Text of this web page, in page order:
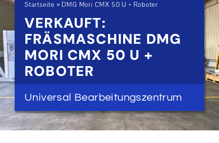
SERVICE
ÜBER UNS
NEWS
KONTAKT AUFNEHMEN
Startseite » DMG Mori CMX 50 U + Roboter
VERKAUFT:
FRÄSMASCHINE DMG
MORI CMX 50 U +
ROBOTER
Universal Bearbeitungszentrum